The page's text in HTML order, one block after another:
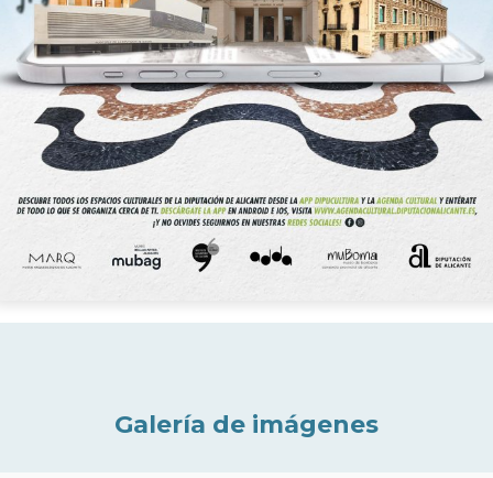
Galería de imágenes